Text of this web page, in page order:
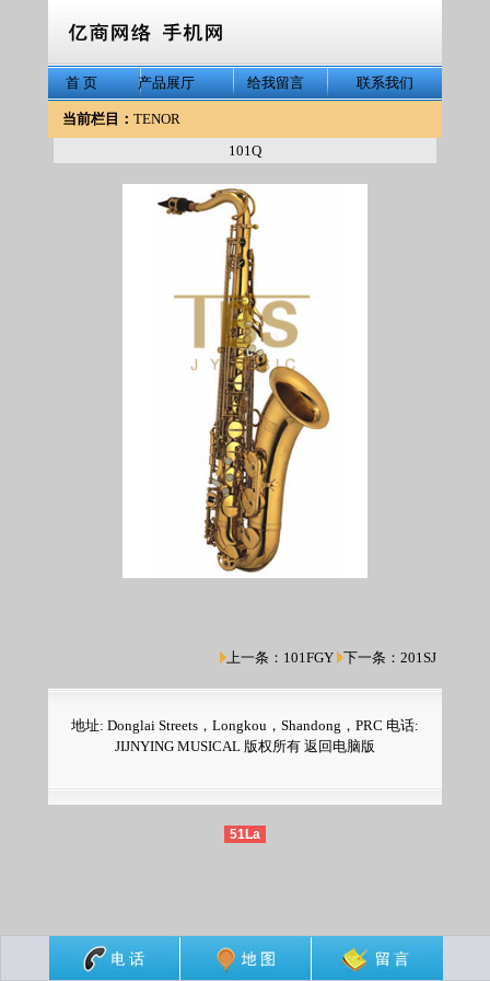
首 页 产品展厅 给我留言 联系我们
当前栏目： TENOR
101Q
上一条： 101FGY 下一条： 201SJ
地址: Donglai Streets，Longkou，Shandong，PRC 电话:
JIJNYING MUSICAL 版权所有 返回电脑版
51La